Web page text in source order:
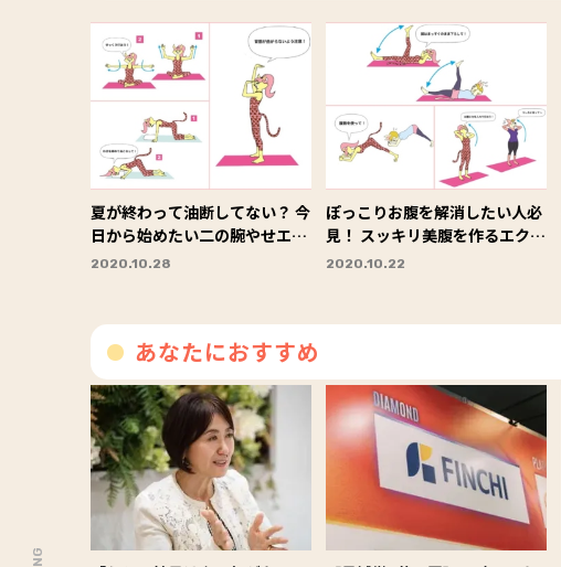
夏が終わって油断してない？ 今
日から始めたい二の腕やせエク
サ３選
2020.10.28
ぽっこりお腹を解消したい人必
見！ スッキリ美腹を作るエクサ
イズ３選
2020.10.22
あなたにおすすめ